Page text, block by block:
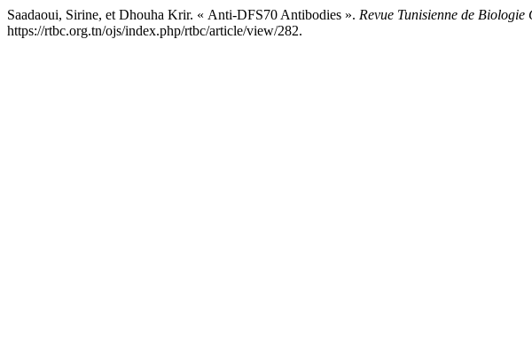
Saadaoui, Sirine, et Dhouha Krir. « Anti-DFS70 Antibodies ». Revue Tunisienne de Biologie
https://rtbc.org.tn/ojs/index.php/rtbc/article/view/282.